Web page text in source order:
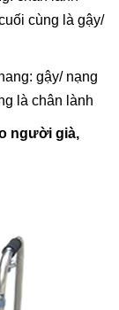
cùng là gậy/
gậy/ nạng
là chân lành
người già,